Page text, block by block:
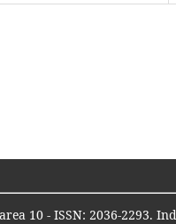
10 - ISSN: 2036-2293.